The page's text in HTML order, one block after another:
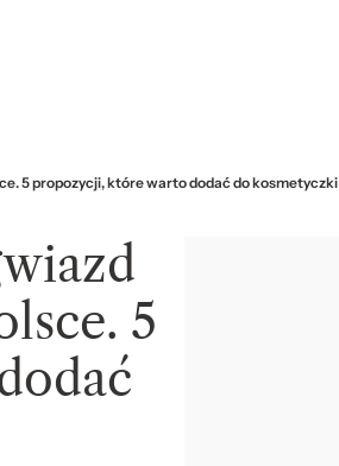
5 propozycji, które warto dodać do kosmetyczki
5